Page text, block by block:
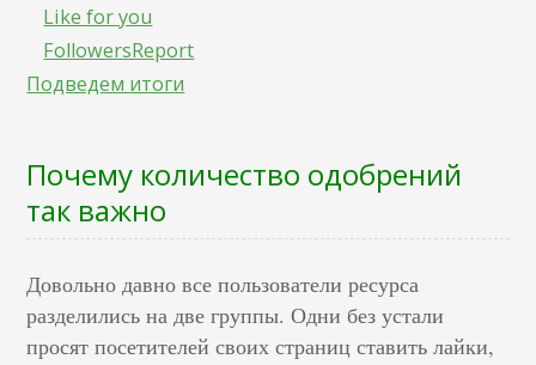
Like for you
FollowersReport
Подведем итоги
Почему количество одобрений
так важно
Довольно давно все пользователи ресурса
разделились на две группы. Одни без устали
просят посетителей своих страниц ставить лайки,